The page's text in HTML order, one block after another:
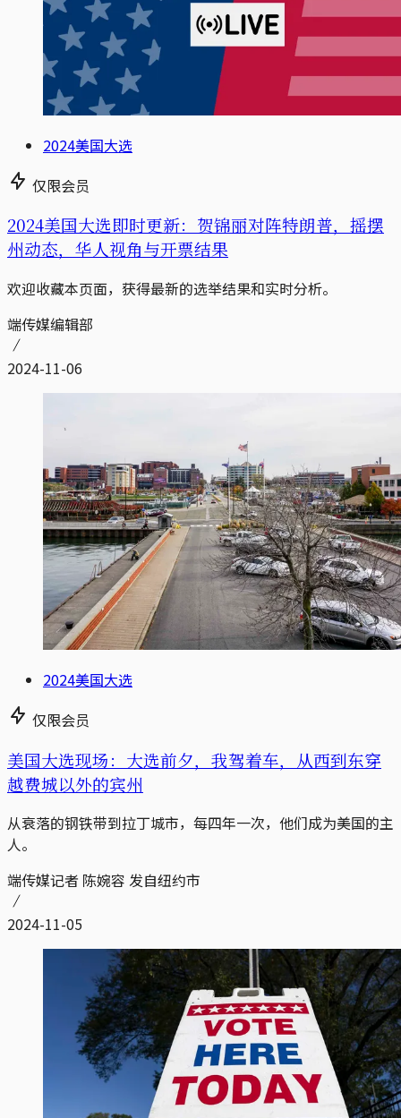
2024美国大选
仅限会员
2024美国大选即时更新：贺锦丽对阵特朗普，摇摆
州动态，华人视角与开票结果
欢迎收藏本页面，获得最新的选举结果和实时分析。
端传媒编辑部
2024-11-06
2024美国大选
仅限会员
美国大选现场：大选前夕，我驾着车，从西到东穿
越费城以外的宾州
从衰落的钢铁带到拉丁城市，每四年一次，他们成为美国的主
人。
端传媒记者 陈婉容 发自纽约市
2024-11-05